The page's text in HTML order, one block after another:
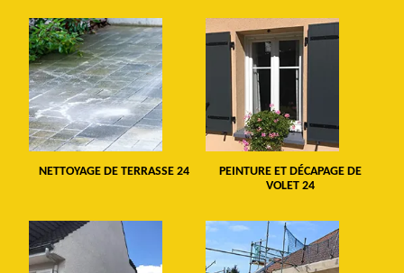
NETTOYAGE DE TERRASSE 24
PEINTURE ET DÉCAPAGE DE
VOLET 24